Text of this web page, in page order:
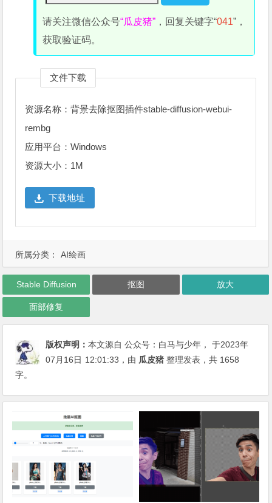
请关注微信公众号“瓜皮猪” ，回复关键字“041”，
获取验证码。
文件下载
资源名称：背景去除抠图插件stable-diffusion-webui-
rembg
应用平台：Windows
资源大小：1M
下载地址
所属分类： AI绘画
Stable Diffusion 抠图 放大
面部修复
版权声明：本文源自 公众号：白马与少年， 于2023年
07月16日 12:01:33 ，由 瓜皮猪 整理发表，共 1658
字。